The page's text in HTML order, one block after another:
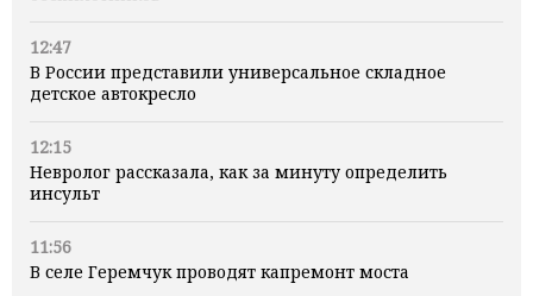
12:47
В России представили универсальное складное
детское автокресло
12:15
Невролог рассказала, как за минуту определить
инсульт
11:56
В селе Геремчук проводят капремонт моста